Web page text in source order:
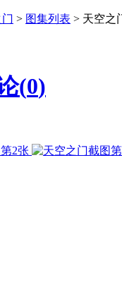
> 图集列表 > 天空之
(0)